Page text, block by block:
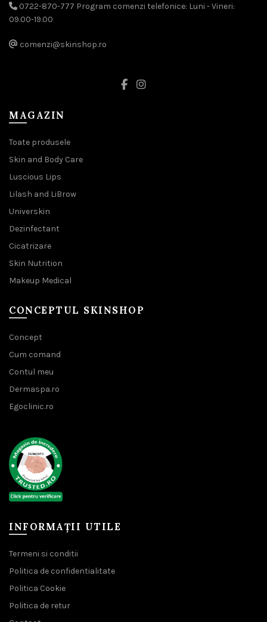
0722-870-777 Program comenzi telefonice: Luni - Vineri:
09.00-19.00
comenzi@skinshop.ro
MAGAZIN
Toate produsele
Skin and Body Care
Luscious Lips
Lilash and LiBrow
Universkin
Dezinfectant
Cicatrizare
Skin Nutrition
Makeup Medical
CONCEPTUL SKINSHOP
Concept
Cum comand
Contul meu
Dermaspa.ro
Egoclinic.ro
INFORMAȚII UTILE
Termeni si conditii
Politica de confidentialitate
Politica Cookie
Politica de retur